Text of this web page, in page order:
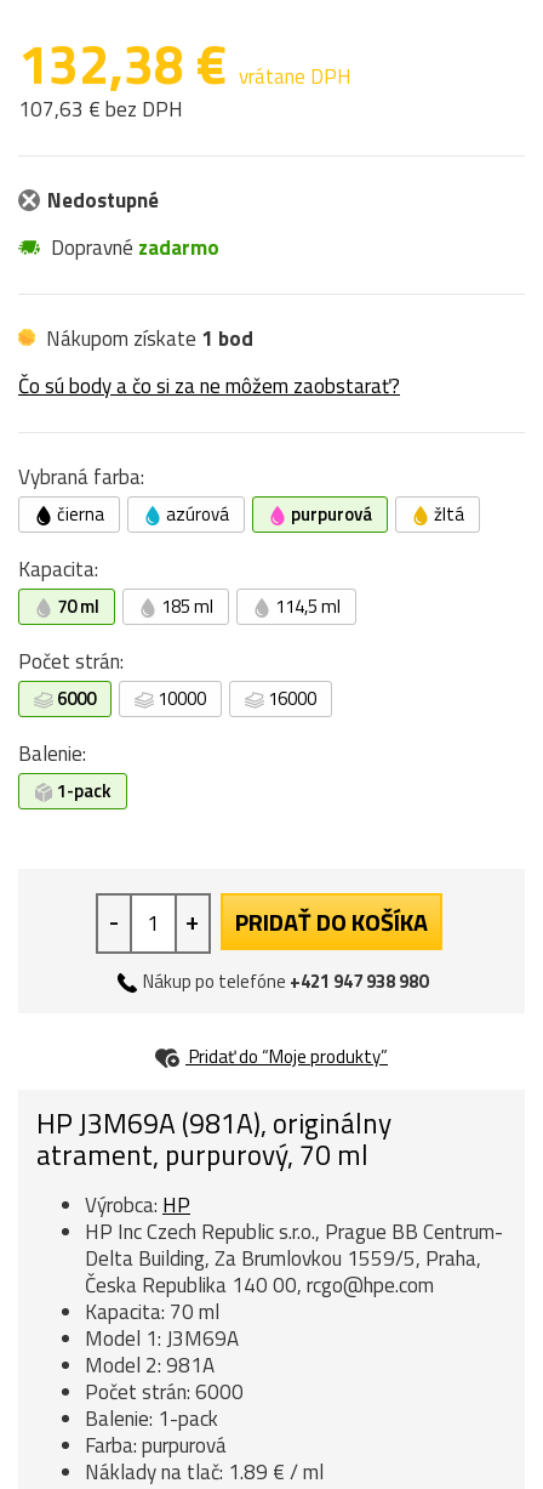
132,38 € vrátane DPH
107,63 € bez DPH
Nedostupné
Dopravné zadarmo
Nákupom získate 1 bod
Čo sú body a čo si za ne môžem zaobstarať?
Vybraná farba:
čierna azúrová purpurová žltá
Kapacita:
70 ml 185 ml 114,5 ml
Počet strán:
6000 10000 16000
Balenie:
1-pack
- + PRIDAŤ DO KOŠÍKA
Nákup po telefóne +421 947 938 980
Pridať do “Moje produkty”
HP J3M69A (981A), originálny
atrament, purpurový, 70 ml
Výrobca: HP
HP Inc Czech Republic s.r.o., Prague BB Centrum-
Delta Building, Za Brumlovkou 1559/5, Praha,
Česka Republika 140 00, rcgo@hpe.com
Kapacita: 70 ml
Model 1: J3M69A
Model 2: 981A
Počet strán: 6000
Balenie: 1-pack
Farba: purpurová
Náklady na tlač: 1.89 € / ml